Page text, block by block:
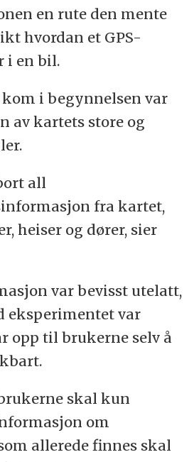
en rute den mente
hvordan et GPS-
i en bil.
kom i begynnelsen var
av kartets store og
all
fra kartet,
heiser og dører, sier
var bevisst utelatt,
eksperimentet var
opp til brukerne selv å
skal kun
om
allerede finnes skal